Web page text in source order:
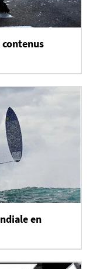
contenus
en